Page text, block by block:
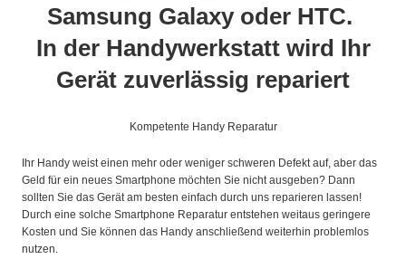
Samsung Galaxy oder HTC.
In der Handywerkstatt wird Ihr
Gerät zuverlässig repariert
Kompetente Handy Reparatur
Ihr Handy weist einen mehr oder weniger schweren Defekt auf, aber das
Geld für ein neues Smartphone möchten Sie nicht ausgeben? Dann
sollten Sie das Gerät am besten einfach durch uns reparieren lassen!
Durch eine solche Smartphone Reparatur entstehen weitaus geringere
Kosten und Sie können das Handy anschließend weiterhin problemlos
nutzen.